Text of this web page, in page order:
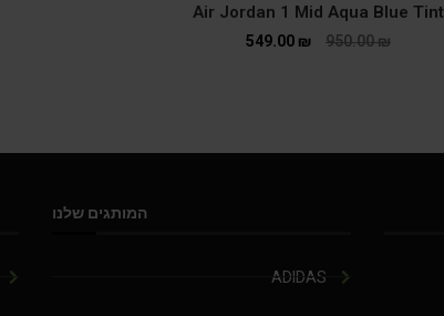
Air Jordan 1 Mid Aqua Blue Tint
950.00₪
549.00 ₪
המותגים שלנו
ADIDAS